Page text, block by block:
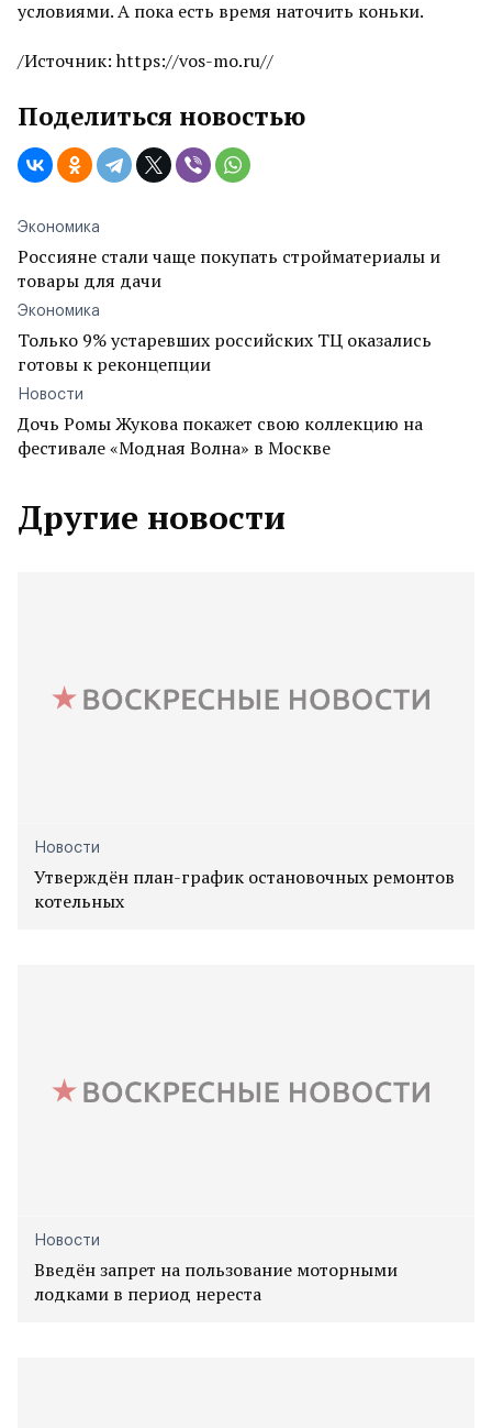
условиями. А пока есть время наточить коньки.
/Источник: https://vos-mo.ru//
Поделиться новостью
Экономика
Россияне стали чаще покупать стройматериалы и
товары для дачи
Экономика
Только 9% устаревших российских ТЦ оказались
готовы к реконцепции
Новости
Дочь Ромы Жукова покажет свою коллекцию на
фестивале «Модная Волна» в Москве
Другие новости
Новости
Утверждён план-график остановочных ремонтов
котельных
Новости
Введён запрет на пользование моторными
лодками в период нереста